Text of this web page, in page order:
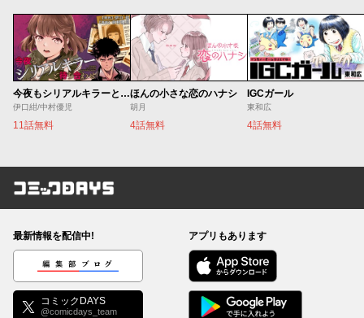
今夜もシリアルキラーと待ち合わせ
伊口紺/中村優児
11話無料
ほんの小さな恋のハナシ
胡月
4話無料
IGCガール
東和広
4話無料
コミックDAYS
最新情報を配信中!
編集部ブログ
コミックDAYS
@comicdays_team
アプリもあります